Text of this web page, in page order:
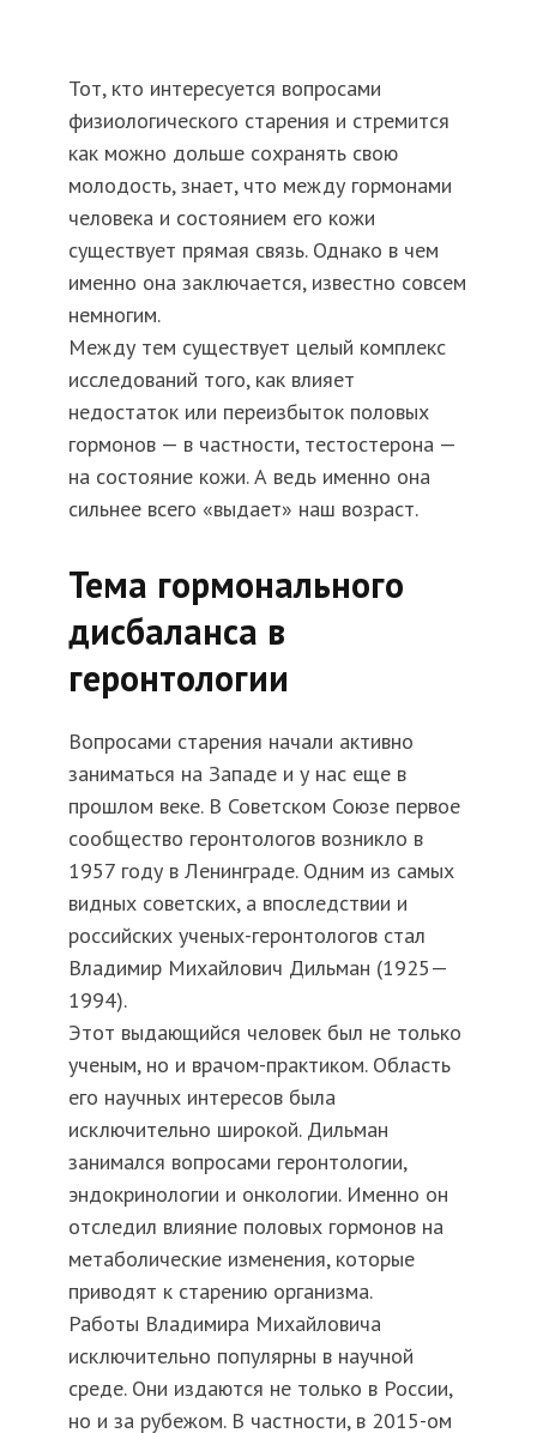
Тот, кто интересуется вопросами
физиологического старения и стремится
как можно дольше сохранять свою
молодость, знает, что между гормонами
человека и состоянием его кожи
существует прямая связь. Однако в чем
именно она заключается, известно совсем
немногим.
Между тем существует целый комплекс
исследований того, как влияет
недостаток или переизбыток половых
гормонов — в частности, тестостерона —
на состояние кожи. А ведь именно она
сильнее всего «выдает» наш возраст.
Тема гормонального
дисбаланса в
геронтологии
Вопросами старения начали активно
заниматься на Западе и у нас еще в
прошлом веке. В Советском Союзе первое
сообщество геронтологов возникло в
1957 году в Ленинграде. Одним из самых
видных советских, а впоследствии и
российских ученых-геронтологов стал
Владимир Михайлович Дильман (1925—
1994).
Этот выдающийся человек был не только
ученым, но и врачом-практиком. Область
его научных интересов была
исключительно широкой. Дильман
занимался вопросами геронтологии,
эндокринологии и онкологии. Именно он
отследил влияние половых гормонов на
метаболические изменения, которые
приводят к старению организма.
Работы Владимира Михайловича
исключительно популярны в научной
среде. Они издаются не только в России,
но и за рубежом. В частности, в 2015-ом